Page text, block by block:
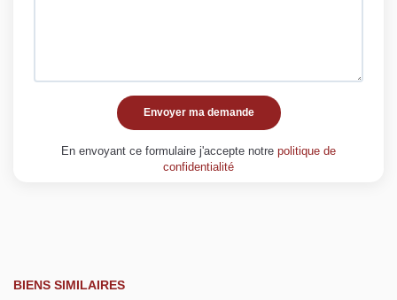
Envoyer ma demande
En envoyant ce formulaire j'accepte notre politique de
confidentialité
BIENS SIMILAIRES